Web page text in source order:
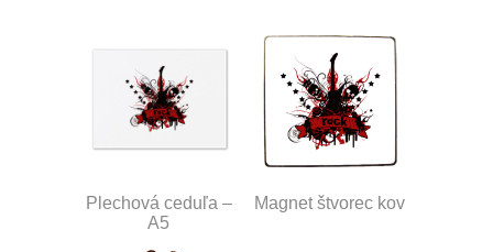
Plechová ceduľa –
A5
Magnet štvorec kov